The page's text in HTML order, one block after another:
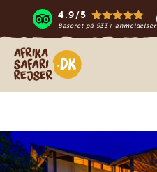
4.9/5
Baseret på 933+ anmeldelser
Safari-rejser i Afrika